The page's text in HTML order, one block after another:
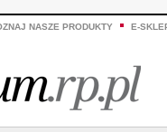
NASZE PRODUKTY E-